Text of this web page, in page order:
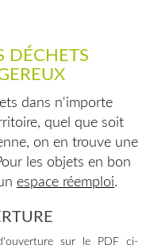
DÉCHETS
dans n'importe
quel que soit
on en trouve une
les objets en bon
espace réemploi.
sur le PDF ci-